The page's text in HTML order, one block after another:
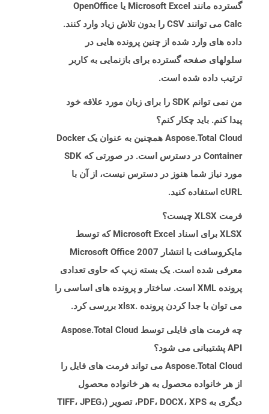
گسترده مانند Microsoft Excel یا OpenOffice
Calc می توانند CSV را بدون تلاش زیاد وارد کنند.
داده های وارد شده از چنین پرونده هایی در
سلولهای صفحه گسترده برای بازنمایی به کاربر
ترتیب داده شده است.
من نمی توانم SDK را برای زبان مورد علاقه خود
پیدا کنم. باید چکار کنم؟
Aspose.Total Cloud همچنین به عنوان یک Docker
Container در دسترس است. در صورتی که SDK
مورد نیاز شما هنوز در دسترس نیست، از آن با
cURL استفاده کنید.
فرمت XLSX چیست؟
XLSX برای اسناد Microsoft Excel که توسط
مایکروسافت با انتشار Microsoft Office 2007
معرفی شده است. یک بسته زیپ که حاوی تعدادی
پرونده XML است. ساختار و پرونده های اساسی را
می توان با جدا کردن پرونده .xlsx بررسی کرد.
چه فرمت های فایلی توسط Aspose.Total Cloud
API پشتیبانی می شود؟
Aspose.Total Cloud می تواند فرمت های فایل را
از هر خانواده محصول به هر خانواده محصول
دیگری به PDF، DOCX، XPS، تصویر (TIFF، JPEG،